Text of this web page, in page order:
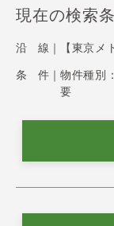
現在の検索
沿 線｜ 【東京メ
条 件｜ 物件種別
要